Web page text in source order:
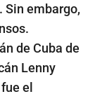
Sin embargo,
de Cuba de
Lenny
el